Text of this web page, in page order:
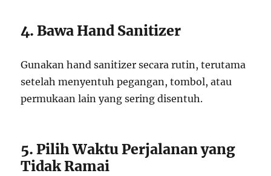
4. Bawa Hand Sanitizer
Gunakan hand sanitizer secara rutin, terutama
setelah menyentuh pegangan, tombol, atau
permukaan lain yang sering disentuh.
5. Pilih Waktu Perjalanan yang
Tidak Ramai